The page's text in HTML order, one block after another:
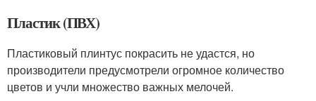
Пластик (ПВХ)
Пластиковый плинтус покрасить не удастся, но
производители предусмотрели огромное количество
цветов и учли множество важных мелочей.